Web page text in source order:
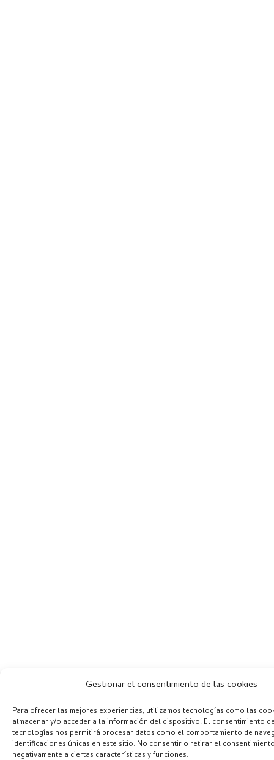
Gestionar el consentimiento de las cookies
Para ofrecer las mejores experiencias, utilizamos tecnologías como las
almacenar y/o acceder a la información del dispositivo. El consentimiento
tecnologías nos permitirá procesar datos como el comportamiento de
identificaciones únicas en este sitio. No consentir o retirar el
negativamente a ciertas características y funciones.